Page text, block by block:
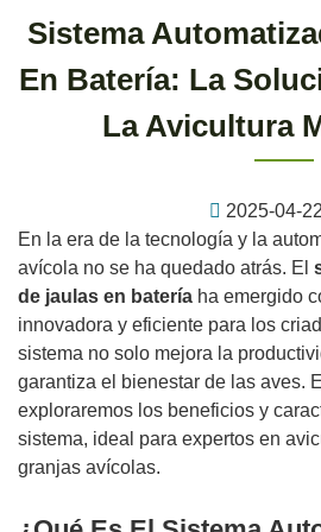
Sistema
En Batería: La
La Avicultura
2025-04-22
En la era de la tecnología y la
avícola no se ha quedado atrás. El
de jaulas en batería ha emergido
innovadora y eficiente para los
sistema no solo mejora la
garantiza el bienestar de las aves.
exploraremos los beneficios y
sistema, ideal para expertos en
granjas avícolas.